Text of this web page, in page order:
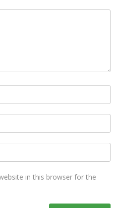
in this browser for the